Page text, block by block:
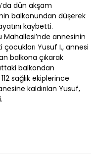
dün akşam
balkonundan düşerek
kaybetti.
Mahallesi’nde annesinin
çocukları Yusuf I., annesi
balkona çıkarak
balkondan
sağlık ekiplerince
kaldırılan Yusuf,